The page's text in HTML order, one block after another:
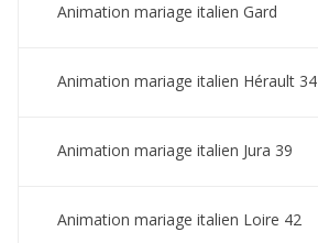
Animation mariage italien Gard
Animation mariage italien Hérault 34
Animation mariage italien Jura 39
Animation mariage italien Loire 42